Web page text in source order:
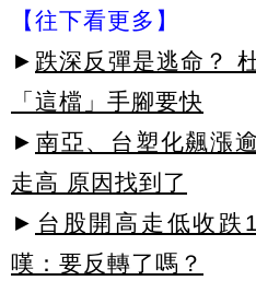
【往下看更多】
► 跌深反彈是逃命？
「這檔」手腳要快
► 南亞、台塑化飆漲
走高 原因找到了
► 台股開高走低收跌
嘆：要反轉了嗎？